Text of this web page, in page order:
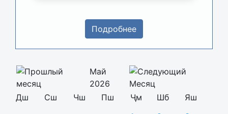
Подробнее
Май
2026
Дш
Сш Чш Пш Ҷм Шб
Яш